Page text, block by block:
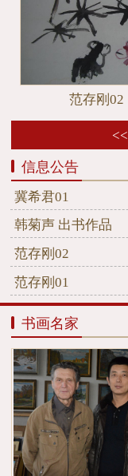
范存刚02
信息公告
冀希君01
韩菊声 出书作品
范存刚02
范存刚01
书画名家